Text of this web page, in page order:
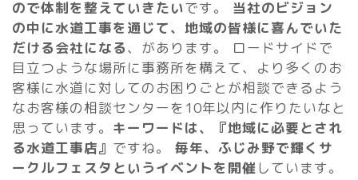
ので体制を整えていきたいです。 当社のビジョン
の中に水道工事を通じて、地域の皆様に喜んでいた
だける会社になる、があります。 ロードサイドで
目立つような場所に事務所を構えて、より多くのお
客様に水道に対してのお困りごとが相談できるよう
なお客様の相談センターを10年以内に作りたいなと
思っています。 キーワードは、『地域に必要とされ
る水道工事店』 ですね。 毎年、ふじみ野で輝くサ
ークルフェスタというイベントを開催しています。